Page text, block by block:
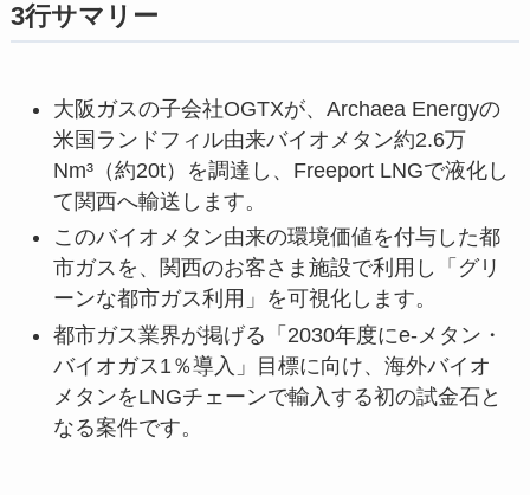
3行サマリー
大阪ガスの子会社OGTXが、Archaea Energyの
米国ランドフィル由来バイオメタン約2.6万
Nm³（約20t）を調達し、Freeport LNGで液化し
て関西へ輸送します。
このバイオメタン由来の環境価値を付与した都
市ガスを、関西のお客さま施設で利用し「グリ
ーンな都市ガス利用」を可視化します。
都市ガス業界が掲げる「2030年度にe-メタン・
バイオガス1％導入」目標に向け、海外バイオ
メタンをLNGチェーンで輸入する初の試金石と
なる案件です。